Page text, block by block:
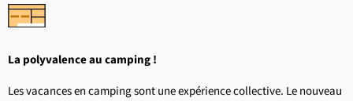
La polyvalence au camping !
Les vacances en camping sont une expérience collective. Le nouveau